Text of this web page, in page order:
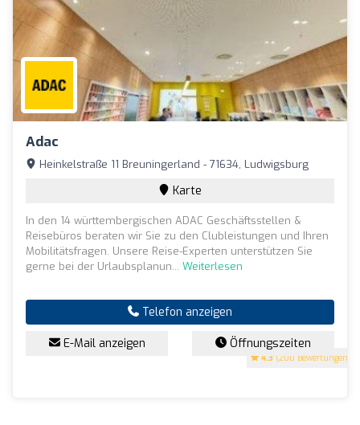
Adac
4.3 (200 Bewertungen)
Heinkelstraße 11 Breuningerland - 71634, Ludwigsburg
Karte
In den 14 württembergischen ADAC Geschäftsstellen &
Reisebüros beraten wir Sie zu den Clubleistungen und Ihren
Mobilitätsfragen. Unsere Reise-Experten unterstützen Sie
gerne bei der Urlaubsplanun... Weiterlesen
Telefon anzeigen
E-Mail anzeigen Öffnungszeiten